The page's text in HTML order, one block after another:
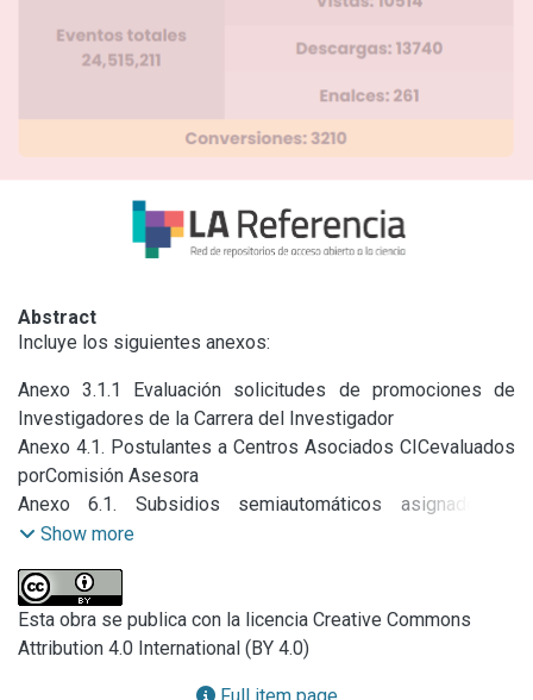
Abstract
Incluye los siguientes anexos:
Anexo 3.1.1 Evaluación solicitudes de promociones de
Investigadores de la Carrera del Investigador
Anexo 4.1. Postulantes a Centros Asociados CICevaluados
porComisión Asesora
Anexo 6.1. Subsidios semiautomáticos asignados a
Investigadores propios y asociados
Anexo 7.2. Convenio Marco CIC-Universidad Tecnológica
Nacional (Regional La Plata)
Anexo 8.1. Extención del período de aplicación de fondos
Show more
Esta obra se publica con la licencia Creative Commons
Attribution 4.0 International (BY 4.0)